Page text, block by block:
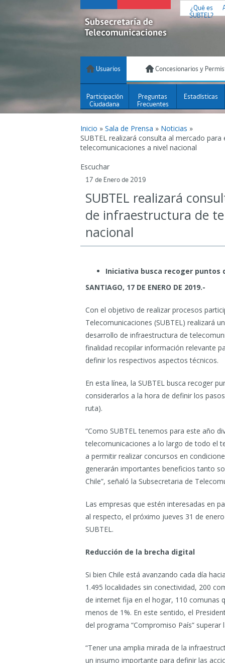
¿Qué es
SUBTEL?
Usuarios Concesionarios y
Participación
Ciudadana
Preguntas
Frecuentes
Estadísticas
Inicio » Sala de Prensa » Noticias »
SUBTEL realizará consulta al mercado
telecomunicaciones a nivel nacional
Escuchar
17 de Enero de 2019
SUBTEL realizará
de infraestructura de
nacional
Iniciativa busca recoger puntos
SANTIAGO, 17 DE ENERO DE 2019.-
Con el objetivo de realizar procesos
Telecomunicaciones (SUBTEL) realizará
desarrollo de infraestructura de
finalidad recopilar información relevante
definir los respectivos aspectos técnicos.
En esta línea, la SUBTEL busca recoger
considerarlos a la hora de definir los
ruta).
“Como SUBTEL tenemos para este año
telecomunicaciones a lo largo de todo el
a permitir realizar concursos en
generarán importantes beneficios tanto
Chile”, señaló la Subsecretaria de
Las empresas que estén interesadas en
al respecto, el próximo jueves 31 de
SUBTEL.
Reducción de la brecha digital
Si bien Chile está avanzando cada día
1.495 localidades sin conectividad, 200
de internet fija en el hogar, 110 comunas
menos de 1%. En este sentido, el
del programa “Compromiso País”
“Tener una amplia mirada de la
un insumo importante para definir las